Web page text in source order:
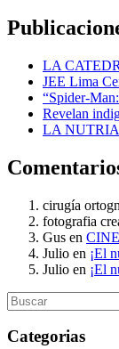
LA
JEE Lima
“Spider-
Revelan
LA
cirugía
fotografia
Gus en
Julio en ¡El
Julio en ¡El
Categorias